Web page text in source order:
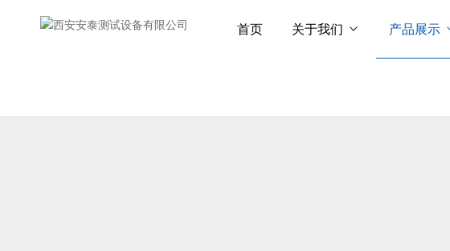
首页 关于我们 产品展示